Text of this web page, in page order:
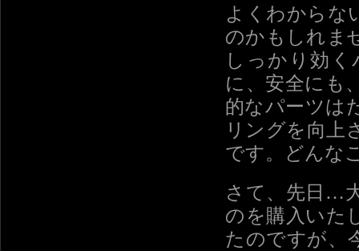
よくわからな
のかもしれま
しっかり効
に、安全にも
的なパーツは
リングを向上
です。どんな
さて、先日…
のを購入いた
たのですが、